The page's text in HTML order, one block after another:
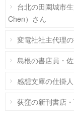
台北の田園城市
Chen）さん
変電社社主代理
島根の書店員・
感想文庫の仕掛
荻窪の新刊書店